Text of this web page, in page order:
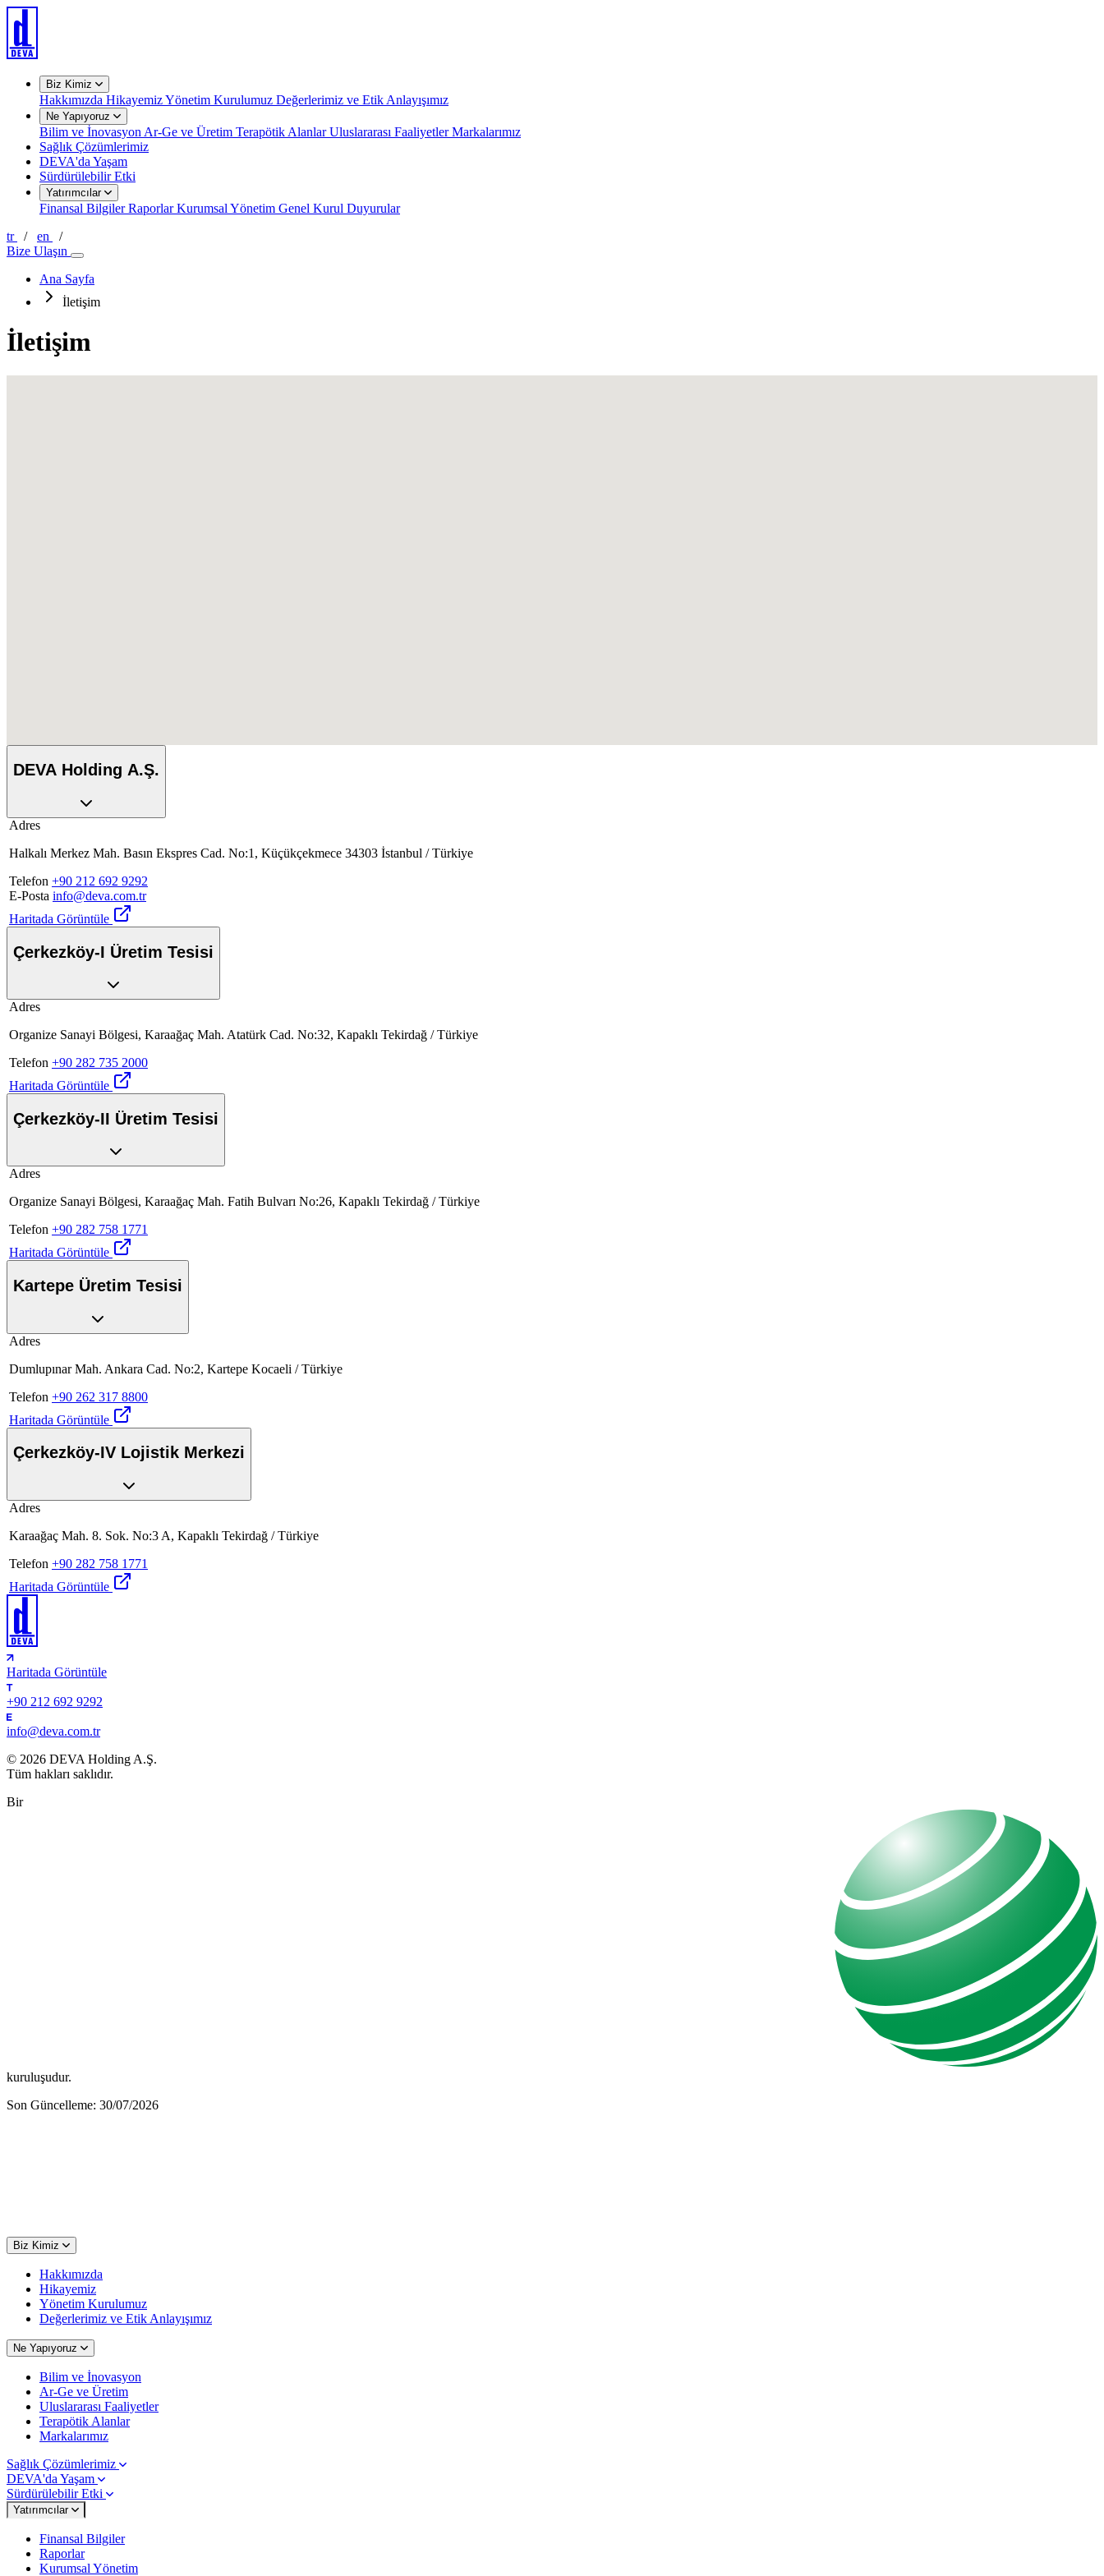
Biz Kimiz
Hakkımızda HikayemizYönetim Kurulumuz Değerlerimiz ve Etik Anlayışımız
Ne Yapıyoruz
Bilim ve İnovasyon Ar-Ge ve Üretim Terapötik AlanlarUluslararası FaaliyetlerMarkalarımız
Sağlık Çözümlerimiz
DEVA'da Yaşam
Sürdürülebilir Etki
Yatırımcılar
Finansal BilgilerRaporlarKurumsal Yönetim Genel Kurul Duyurular
tr
/ en
/
Bize Ulaşın
Ana Sayfa
İletişim
İletişim
DEVA Holding A.Ş.
Adres
Halkalı Merkez Mah. Basın Ekspres Cad. No:1, Küçükçekmece 34303 İstanbul / Türkiye
Telefon +90 212 692 9292
E-Posta info@deva.com.tr
Haritada Görüntüle
Çerkezköy-I Üretim Tesisi
Adres
Organize Sanayi Bölgesi, Karaağaç Mah. Atatürk Cad. No:32, Kapaklı Tekirdağ / Türkiye
Telefon +90 282 735 2000
Haritada Görüntüle
Çerkezköy-II Üretim Tesisi
Adres
Organize Sanayi Bölgesi, Karaağaç Mah. Fatih Bulvarı No:26, Kapaklı Tekirdağ / Türkiye
Telefon +90 282 758 1771
Haritada Görüntüle
Kartepe Üretim Tesisi
Adres
Dumlupınar Mah. Ankara Cad. No:2, Kartepe Kocaeli / Türkiye
Telefon +90 262 317 8800
Haritada Görüntüle
Çerkezköy-IV Lojistik Merkezi
Adres
Karaağaç Mah. 8. Sok. No:3 A, Kapaklı Tekirdağ / Türkiye
Telefon +90 282 758 1771
Haritada Görüntüle
Haritada Görüntüle
+90 212 692 9292
info@deva.com.tr
© 2026 DEVA Holding A.Ş.
Tüm hakları saklıdır.
Bir
kuruluşudur.
Son Güncelleme: 30/07/2026
Biz Kimiz
Hakkımızda
Hikayemiz
Yönetim Kurulumuz
Değerlerimiz ve Etik Anlayışımız
Ne Yapıyoruz
Bilim ve İnovasyon
Ar-Ge ve Üretim
Uluslararası Faaliyetler
Terapötik Alanlar
Markalarımız
Sağlık Çözümlerimiz
DEVA'da Yaşam
Sürdürülebilir Etki
Yatırımcılar
Finansal Bilgiler
Raporlar
Kurumsal Yönetim